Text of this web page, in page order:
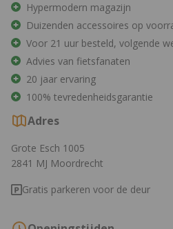
Hypermodern magazijn
Duizenden accessoires op
Voor 21 uur besteld, volgende
Advies van fietsfanaten
20 jaar ervaring
100% tevredenheidsgarantie
Adres
Grote Esch 1005
2841 MJ Moordrecht
Gratis parkeren voor de deur